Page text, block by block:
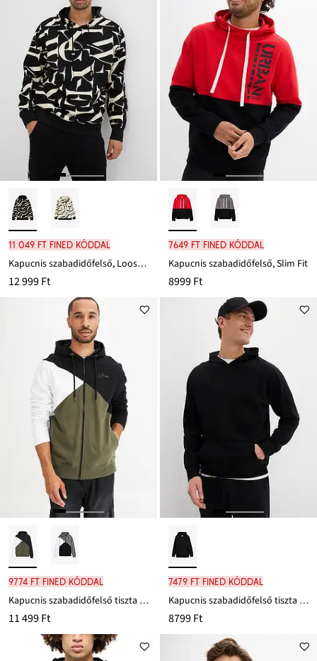
11 049 Ft FINED kóddal
Kapucnis szabadidőfelső, Loose Fit
12 999 Ft
7649 Ft FINED kóddal
Kapucnis szabadidőfelső, Slim Fit
8999 Ft
9774 Ft FINED kóddal
Kapucnis szabadidőfelső tiszta bio-pamutból
11 499 Ft
7479 Ft FINED kóddal
Kapucnis szabadidőfelső tiszta bio-pamutból, Loose Fit
8799 Ft